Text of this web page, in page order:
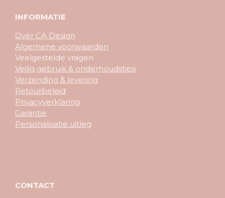
INFORMATIE
Over CA Design
Algemene voorwaarden
Veelgestelde vragen
Veilig gebruik & onderhoudstips
Verzending & levering
Retourbeleid
Privacyverklaring
Garantie
Personalisatie uitleg
CONTACT